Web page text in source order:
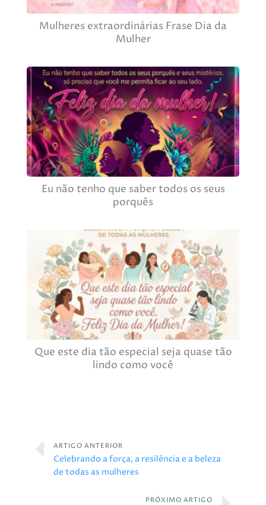
Mulheres extraordinárias Frase Dia da
Mulher
Eu não tenho que saber todos os seus
porquês
Que este dia tão especial seja quase tão
lindo como você
ARTIGO ANTERIOR
Celebrando a força, a resilência e a beleza
de todas as mulheres
PRÓXIMO ARTIGO